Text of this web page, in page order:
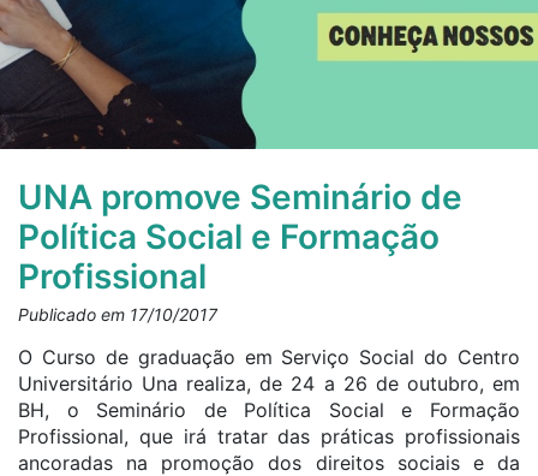
UNA promove Seminário de
Política Social e Formação
Profissional
Publicado em 17/10/2017
O Curso de graduação em Serviço Social do Centro
Universitário Una realiza, de 24 a 26 de outubro, em
BH, o Seminário de Política Social e Formação
Profissional, que irá tratar das práticas profissionais
ancoradas na promoção dos direitos sociais e da